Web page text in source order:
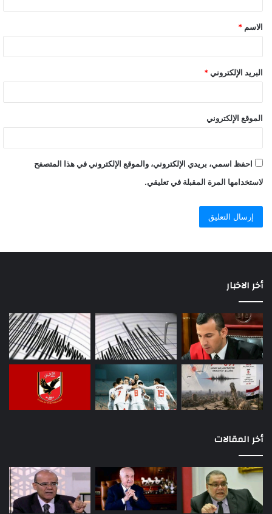
الاسم *
البريد الإلكتروني *
الموقع الإلكتروني
احفظ اسمي، بريدي الإلكتروني، والموقع الإلكتروني في هذا المتصفح
لاستخدامها المرة المقبلة في تعليقي.
أخر الاخبار
أخر المقالات